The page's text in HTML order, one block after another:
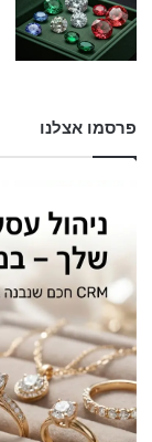
פרסמו אצלנו